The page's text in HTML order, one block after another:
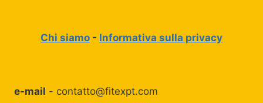
Chi siamo - Informativa sulla privacy
e-mail - contatto@fitexpt.com